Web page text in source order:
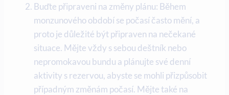
Buďte připraveni na změny plánu: Během
monzunového období se počasí často mění, a
proto je důležité být připraven na nečekané
situace. Mějte vždy s sebou deštník nebo
nepromokavou bundu a plánujte své denní
aktivity s rezervou, abyste se mohli přizpůsobit
případným změnám počasí. Mějte také na